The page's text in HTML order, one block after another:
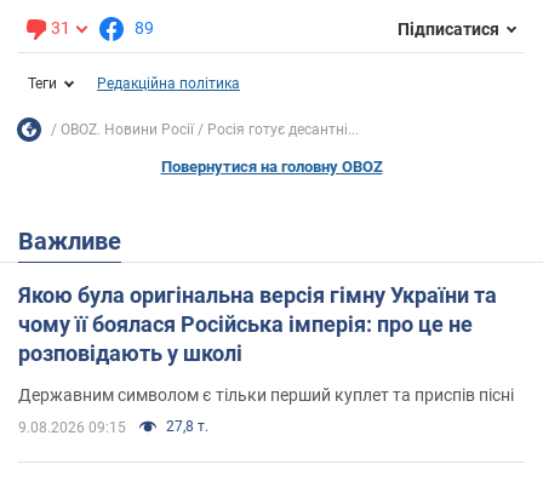
31 89 Підписатися
Теги Редакційна політика
OBOZ. Новини Росії Росія готує десантні...
Повернутися на головну OBOZ
Важливе
Якою була оригінальна версія гімну України та
чому її боялася Російська імперія: про це не
розповідають у школі
Державним символом є тільки перший куплет та приспів пісні
9.08.2026 09:15 27,8 т.